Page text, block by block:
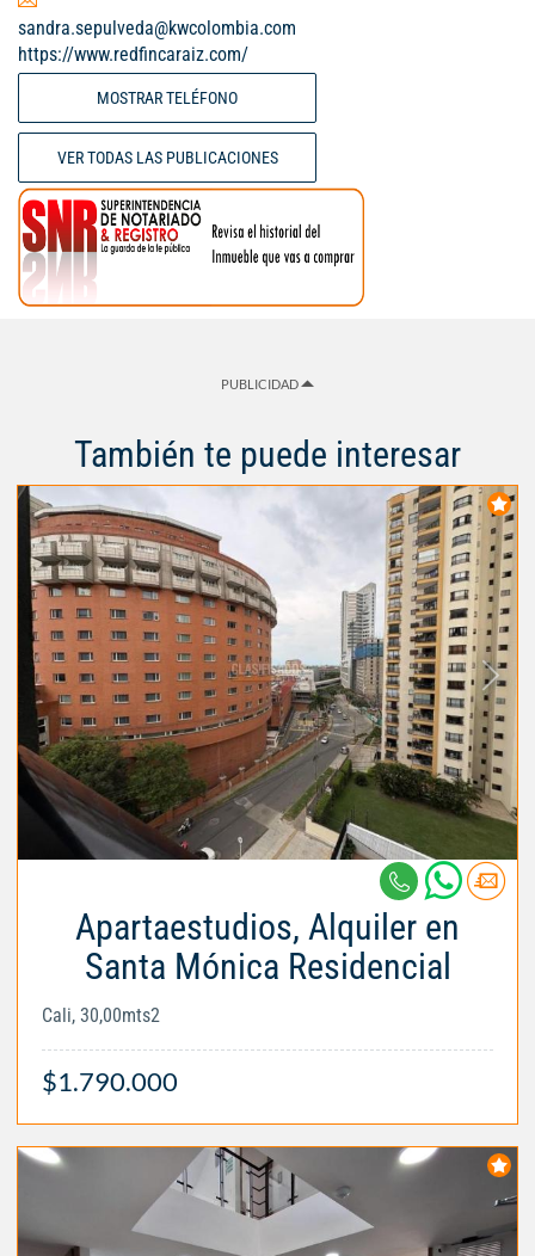
sandra.sepulveda@kwcolombia.com
https://www.redfincaraiz.com/
MOSTRAR TELÉFONO
VER TODAS LAS PUBLICACIONES
PUBLICIDAD
También te puede interesar
Apartaestudios, Alquiler en
Santa Mónica Residencial
Cali, 30,00mts2
$1.790.000